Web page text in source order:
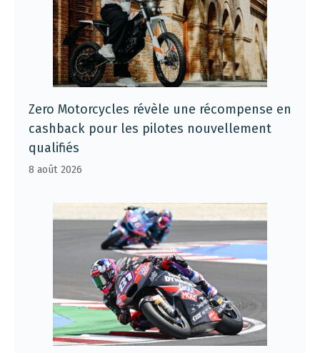
Zero Motorcycles révèle une récompense en
cashback pour les pilotes nouvellement
qualifiés
8 août 2026